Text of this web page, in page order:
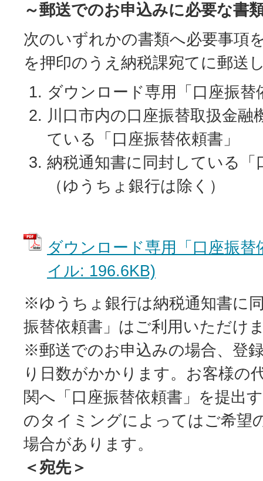
～郵送でのお申込みに必要な書
次のいずれかの書類へ必要事項
を押印のうえ納税課宛てに郵送
ダウンロード専用「口座振替
川口市内の口座振替取扱金融
ている「口座振替依頼書」
納税通知書に同封している「
（ゆうちょ銀行は除く）
ダウンロード専用「口座振
イル: 196.6KB)
※ゆうちょ銀行は納税通知書に
振替依頼書」はご利用いただけ
※郵送でのお申込みの場合、登
り日数がかかります。お客様の
関へ「口座振替依頼書」を提出
のタイミングによってはご希望
場合があります。
＜宛先＞